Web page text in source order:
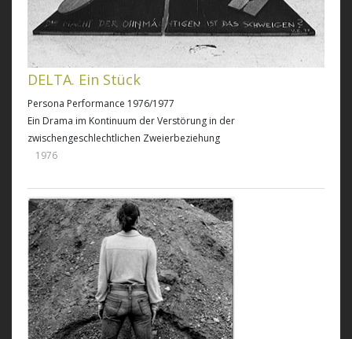
DELTA. Ein Stück
Persona Performance 1976/1977
Ein Drama im Kontinuum der Verstörung in der
zwischengeschlechtlichen Zweierbeziehung
1976